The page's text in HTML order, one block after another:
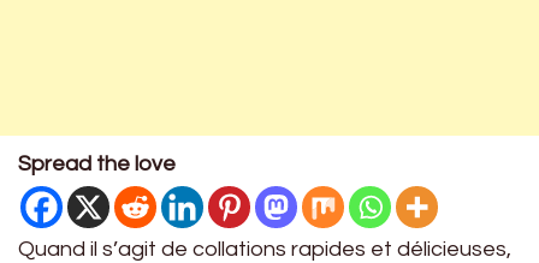
Spread the love
Quand il s’agit de collations rapides et délicieuses,